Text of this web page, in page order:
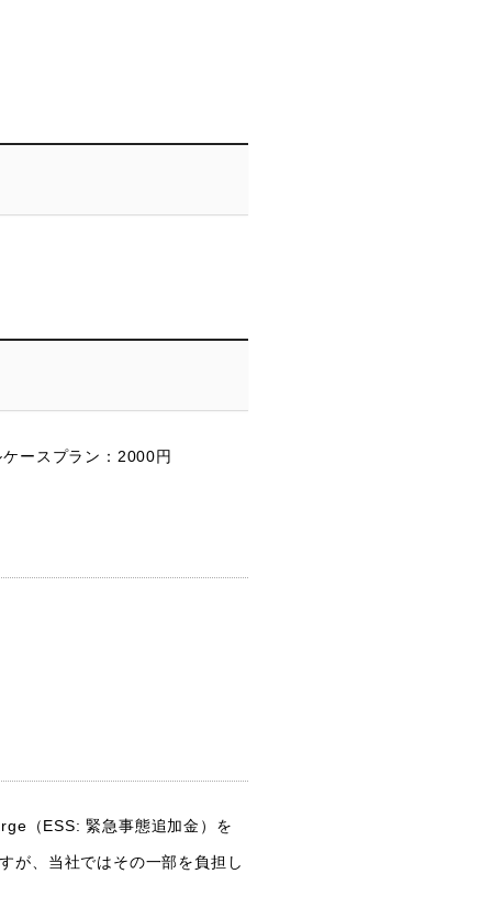
ースプラン：2000円
（ESS: 緊急事態追加金）を
が、当社ではその一部を負担し